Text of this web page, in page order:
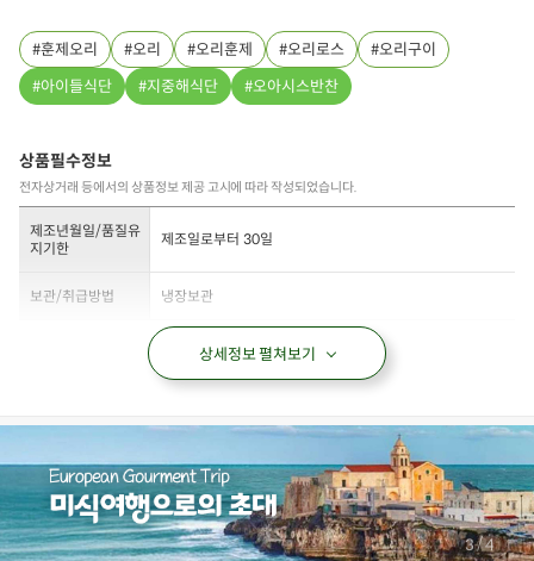
훈제오리 오리 오리훈제 오리로스
오리구이
아이들식단
지중해식단 오아시스반찬
상품필수정보
전자상거래 등에서의 상품정보 제공 고시에 따라 작성되었습니다.
제조년월일/품질유
지기한
제조일로부터 30일
보관/취급방법 냉장보관
상품필수정보 이미지 (자세히보기)
상세정보 펼쳐보기
4/4